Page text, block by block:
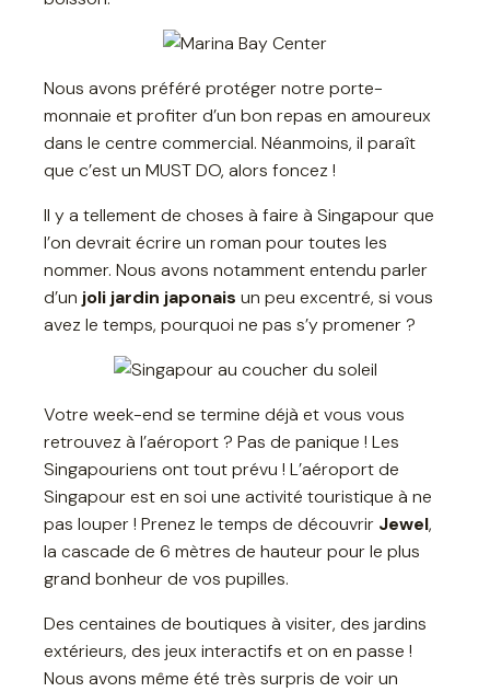
Nous avons préféré protéger notre porte-
monnaie et profiter d’un bon repas en amoureux
dans le centre commercial. Néanmoins, il paraît
que c’est un MUST DO, alors foncez !
Il y a tellement de choses à faire à Singapour que
l’on devrait écrire un roman pour toutes les
nommer. Nous avons notamment entendu parler
d’un joli jardin japonais un peu excentré, si vous
avez le temps, pourquoi ne pas s’y promener ?
Votre week-end se termine déjà et vous vous
retrouvez à l’aéroport ? Pas de panique ! Les
Singapouriens ont tout prévu ! L’aéroport de
Singapour est en soi une activité touristique à ne
pas louper ! Prenez le temps de découvrir Jewel,
la cascade de 6 mètres de hauteur pour le plus
grand bonheur de vos pupilles.
Des centaines de boutiques à visiter, des jardins
extérieurs, des jeux interactifs et on en passe !
Nous avons même été très surpris de voir un